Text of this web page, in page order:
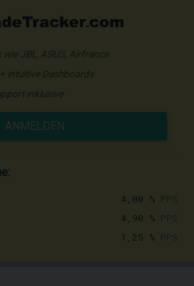
wie JBL, ASUS, Airfrance
intuitive Dashboards
inklusive
ANMELDEN
4,00 %
4,90 %
1,25 %